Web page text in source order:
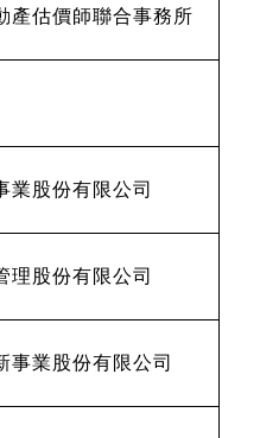
產估價師聯合事務所
業股份有限公司
理股份有限公司
事業股份有限公司